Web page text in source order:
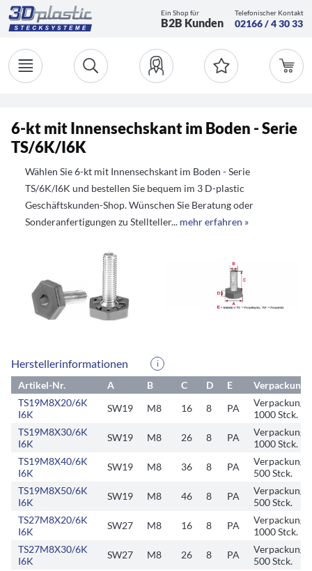
Ein Shop für
B2B Kunden
Telefonischer Kontakt
02166 / 4 30 33
6-kt mit Innensechskant im Boden - Serie
TS/6K/I6K
Wählen Sie 6-kt mit Innensechskant im Boden - Serie
TS/6K/I6K und bestellen Sie bequem im 3 D-plastic
Geschäftskunden-Shop. Wünschen Sie Beratung oder
Sonderanfertigungen zu Stellteller... mehr erfahren »
Herstellerinformationen i
Artikel-Nr. A B C D E
TS19M8X20/6K
I6K
SW19 M8 16 8 PA
1000 Stck.
TS19M8X30/6K
I6K
SW19 M8 26 8 PA
1000 Stck.
TS19M8X40/6K
I6K
SW19 M8 36 8 PA
500 Stck.
TS19M8X50/6K
I6K
SW19 M8 46 8 PA
500 Stck.
TS27M8X20/6K
I6K
SW27 M8 16 8 PA
1000 Stck.
TS27M8X30/6K
I6K
SW27 M8 26 8 PA
500 Stck.